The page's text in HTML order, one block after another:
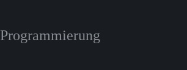
Programmierung